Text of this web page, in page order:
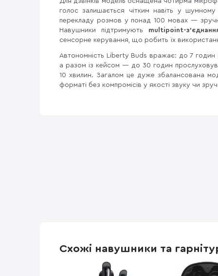
голос залишається чітким навіть у
перекладу розмов у понад 100 мовах —
Навушники підтримують multipoint-
сенсорне керування, що робить їх
Автономність Liberty Buds вражає: до 7
а разом із кейсом — до 30 годин
10 хвилин. Загалом це дуже збалансована
форматі без компромісів у якості звуку чи
Схожі навушники та